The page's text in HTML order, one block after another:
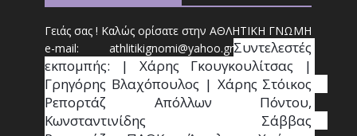
Γειάς σας ! Καλώς ορίσατε στην ΑΘΛΗΤΙΚΗ ΓΝΩΜΗ
e-mail: athlitikignomi@yahoo.grΣυντελεστές
εκπομπής: | Χάρης Γκουγκουλίτσας |
Γρηγόρης Βλαχόπουλος | Χάρης Στόικος
Ρεπορτάζ Απόλλων Πόντου,
Κωνσταντινίδης   Σάββας